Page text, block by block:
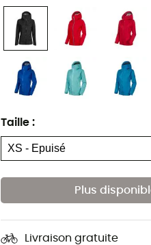
Taille :
Plus
Livraison gratuite